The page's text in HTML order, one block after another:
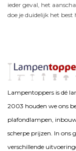
ieder geval, het
doe je duidelijk het
Lampentoppers is dé
2003 houden we ons
plafondlampen,
scherpe prijzen. In ons
verschillende